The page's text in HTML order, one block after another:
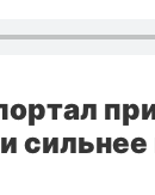
сильнее